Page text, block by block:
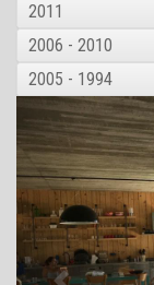
2011
2006 - 2010
2005 - 1994